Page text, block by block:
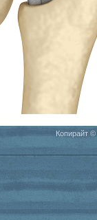
Копирайт